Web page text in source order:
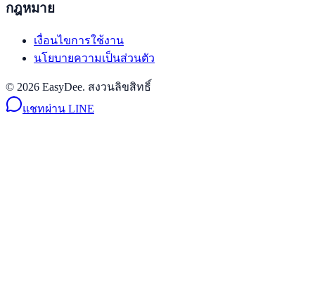
กฎหมาย
เงื่อนไขการใช้งาน
นโยบายความเป็นส่วนตัว
© 2026 EasyDee. สงวนลิขสิทธิ์
แชทผ่าน LINE